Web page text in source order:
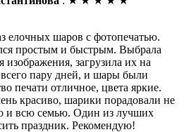
елочных шаров с фотопечатью.
простым и быстрым. Выбрала
изображения, загрузила их на
пару дней, и шары были
печати отличное, цвета яркие.
красиво, шарики порадовали не
и всю семью. Один из лучших
праздник. Рекомендую!